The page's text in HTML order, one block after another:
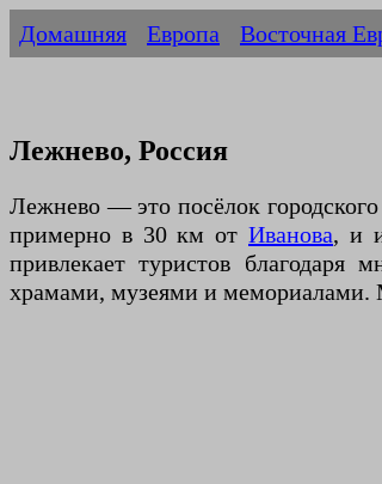
Домашняя Европа Восточная
Лежнево, Россия
Лежнево — это посёлок
примерно в 30 км от Иванова, и
привлекает туристов благодаря
храмами, музеями и мемориалами.